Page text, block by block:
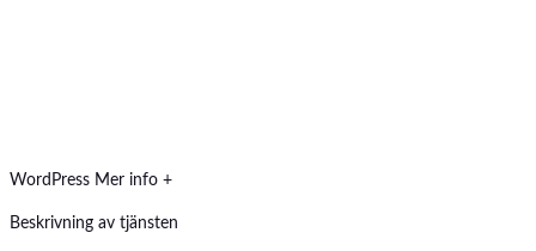
WordPress Mer info +
Beskrivning av tjänsten